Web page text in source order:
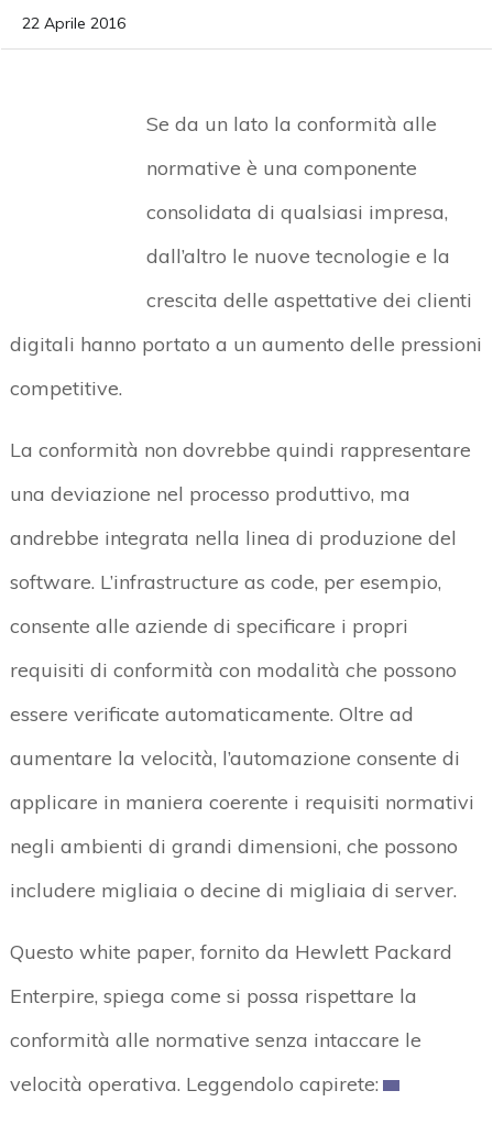
22 Aprile 2016
Se da un lato la conformità alle
normative è una componente
consolidata di qualsiasi impresa,
dall’altro le nuove tecnologie e la
crescita delle aspettative dei clienti
digitali hanno portato a un aumento delle pressioni
competitive.
La conformità non dovrebbe quindi rappresentare
una deviazione nel processo produttivo, ma
andrebbe integrata nella linea di produzione del
software. L’infrastructure as code, per esempio,
consente alle aziende di specificare i propri
requisiti di conformità con modalità che possono
essere verificate automaticamente. Oltre ad
aumentare la velocità, l’automazione consente di
applicare in maniera coerente i requisiti normativi
negli ambienti di grandi dimensioni, che possono
includere migliaia o decine di migliaia di server.
Questo white paper, fornito da Hewlett Packard
Enterpire, spiega come si possa rispettare la
conformità alle normative senza intaccare le
velocità operativa. Leggendolo capirete: